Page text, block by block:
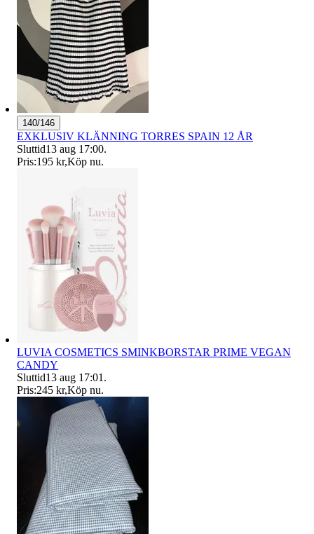
140/146
EXKLUSIV KLÄNNING TORRES SPAIN 12 ÅR
Sluttid13 aug 17:00.
Pris:195 kr,Köp nu.
LUVIA COSMETICS SMINKBORSTAR PRIME VEGAN
CANDY
Sluttid13 aug 17:01 .
Pris:245 kr,Köp nu.